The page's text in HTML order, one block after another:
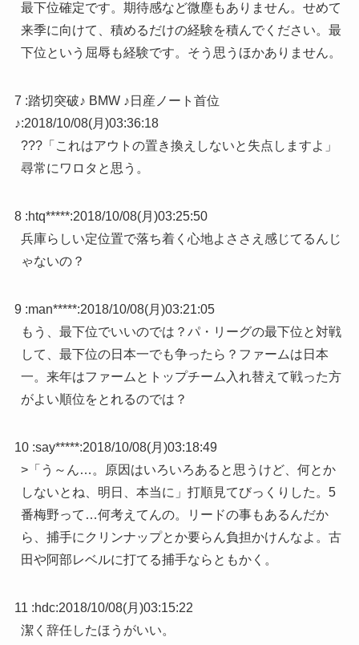
最下位確定です。期待感など微塵もありません。せめて
来季に向けて、積めるだけの経験を積んでください。最
下位という屈辱も経験です。そう思うほかありません。
7 :踏切突破♪ BMW ♪日産ノート首位
♪:2018/10/08(月)03:36:18
???「これはアウトの置き換えしないと失点しますよ」
尋常にワロタと思う。
8 :htq*****:2018/10/08(月)03:25:50
兵庫らしい定位置で落ち着く心地よささえ感じてるんじ
ゃないの？
9 :man*****:2018/10/08(月)03:21:05
もう、最下位でいいのでは？パ・リーグの最下位と対戦
して、最下位の日本一でも争ったら？ファームは日本
一。来年はファームとトップチーム入れ替えて戦った方
がよい順位をとれるのでは？
10 :say*****:2018/10/08(月)03:18:49
>「う～ん…。原因はいろいろあると思うけど、何とか
しないとね、明日、本当に」打順見てびっくりした。5
番梅野って…何考えてんの。リードの事もあるんだか
ら、捕手にクリンナップとか要らん負担かけんなよ。古
田や阿部レベルに打てる捕手ならともかく。
11 :hdc:2018/10/08(月)03:15:22
潔く辞任したほうがいい。